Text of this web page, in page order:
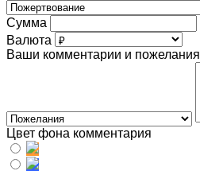
Сумма
Валюта
Ваши комментарии и пожелания
Цвет фона комментария